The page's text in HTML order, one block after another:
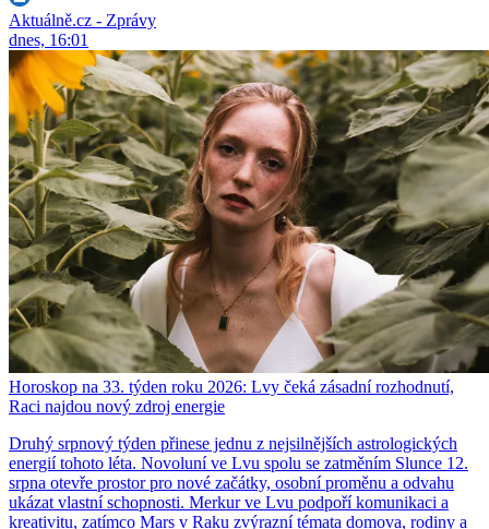
Aktuálně.cz - Zprávy
dnes, 16:01
Horoskop na 33. týden roku 2026: Lvy čeká zásadní rozhodnutí,
Raci najdou nový zdroj energie
Druhý srpnový týden přinese jednu z nejsilnějších astrologických
energií tohoto léta. Novoluní ve Lvu spolu se zatměním Slunce 12.
srpna otevře prostor pro nové začátky, osobní proměnu a odvahu
ukázat vlastní schopnosti. Merkur ve Lvu podpoří komunikaci a
kreativitu, zatímco Mars v Raku zvýrazní témata domova, rodiny a